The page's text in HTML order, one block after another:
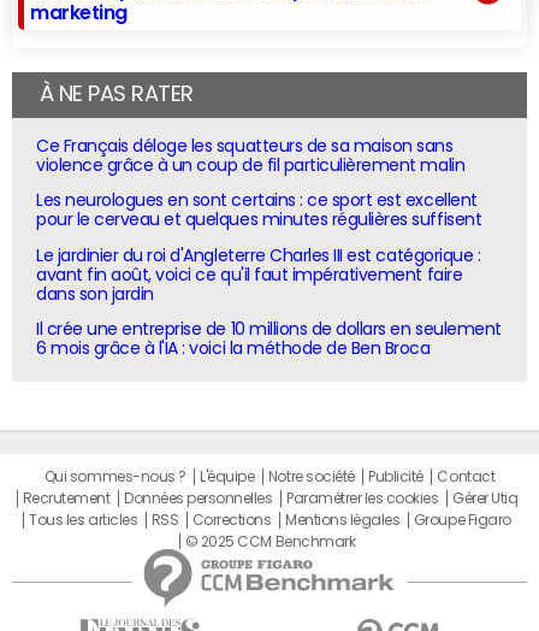
marketing
À NE PAS RATER
Ce Français déloge les squatteurs de sa maison sans
violence grâce à un coup de fil particulièrement malin
Les neurologues en sont certains : ce sport est excellent
pour le cerveau et quelques minutes régulières suffisent
Le jardinier du roi d'Angleterre Charles III est catégorique :
avant fin août, voici ce qu'il faut impérativement faire
dans son jardin
Il crée une entreprise de 10 millions de dollars en seulement
6 mois grâce à l'IA : voici la méthode de Ben Broca
Qui sommes-nous ? L'équipe Notre société Publicité
Contact
Recrutement
Données personnelles Paramétrer les cookies
Gérer Utiq
Tous les articles
RSS Corrections Mentions légales
Groupe Figaro
© 2025 CCM Benchmark